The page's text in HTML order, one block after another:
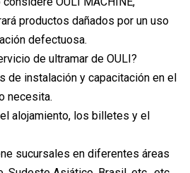
productos dañados por un uso
defectuosa.
de ultramar de OULI?
de instalación y capacitación en el
necesita.
alojamiento, los billetes y el
sucursales en diferentes áreas